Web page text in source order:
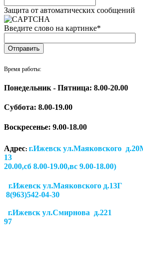
Защита от автоматических сообщений
Введите слово на картинке*
Время работы:
Понедельник - Пятница: 8.00-20.00
Суббота: 8.00-19.00
Воскресенье: 9.00-18.00
Адрес: г.Ижевск ул.Маяковского
13 (Пн-
20.00,сб 8.00-19.00,вс 9.00-18.00)
г.Ижевск
8(963)542-04-30
г.Ижевск ул.Смирнова д.221
97